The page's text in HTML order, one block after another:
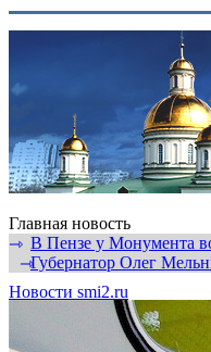
Главная новость
⇾ В Пензе у Монумента
⇾Губернатор Олег
Новости smi2.ru